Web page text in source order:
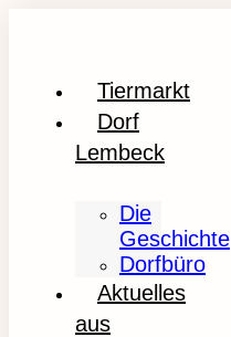
Tiermarkt
Dorf
Lembeck
Die
Geschichte
Dorfbüro
Aktuelles
aus